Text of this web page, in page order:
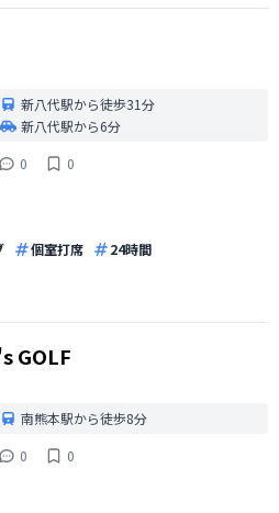
新八代駅から徒歩31分
新八代駅から6分
0
0
個室打席
24時間
GOLF
南熊本駅から徒歩8分
0
0